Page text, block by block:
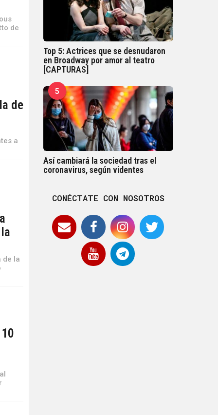
de
de
a
de la
Top 5: Actrices que se desnudaron
en Broadway por amor al teatro
[CAPTURAS]
5
Así cambiará la sociedad tras el
coronavirus, según videntes
CONÉCTATE CON NOSOTROS